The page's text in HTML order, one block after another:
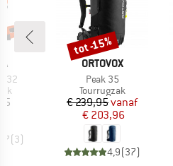
32
(3)
MERK
ORTOVOX
Artikel
Peak 35
Productgroep
Tourrugzak
Prijs
€ 239,95Verlaagde prijs
vanaf
€ 203,96
4,9(37)
Korting
tot -15%